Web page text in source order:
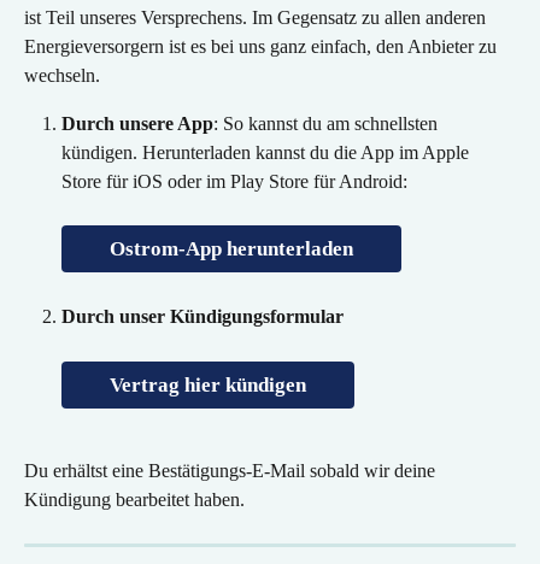
ist Teil unseres Versprechens. Im Gegensatz zu allen anderen
Energieversorgern ist es bei uns ganz einfach, den Anbieter zu
wechseln.
Durch unsere App: So kannst du am schnellsten
kündigen. Herunterladen kannst du die App im Apple
Store für iOS oder im Play Store für Android:
Ostrom-App herunterladen
Durch unser Kündigungsformular
Vertrag hier kündigen
Du erhältst eine Bestätigungs-E-Mail sobald wir deine
Kündigung bearbeitet haben.